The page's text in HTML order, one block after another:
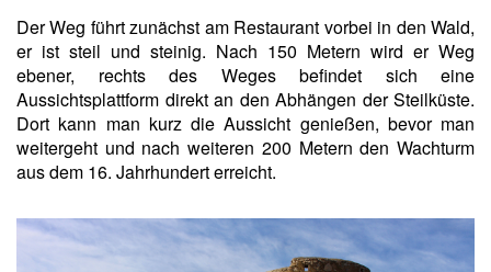
Der Weg führt zunächst am Restaurant vorbei in den Wald,
er ist steil und steinig. Nach 150 Metern wird er Weg
ebener, rechts des Weges befindet sich eine
Aussichtsplattform direkt an den Abhängen der Steilküste.
Dort kann man kurz die Aussicht genießen, bevor man
weitergeht und nach weiteren 200 Metern den Wachturm
aus dem 16. Jahrhundert erreicht.